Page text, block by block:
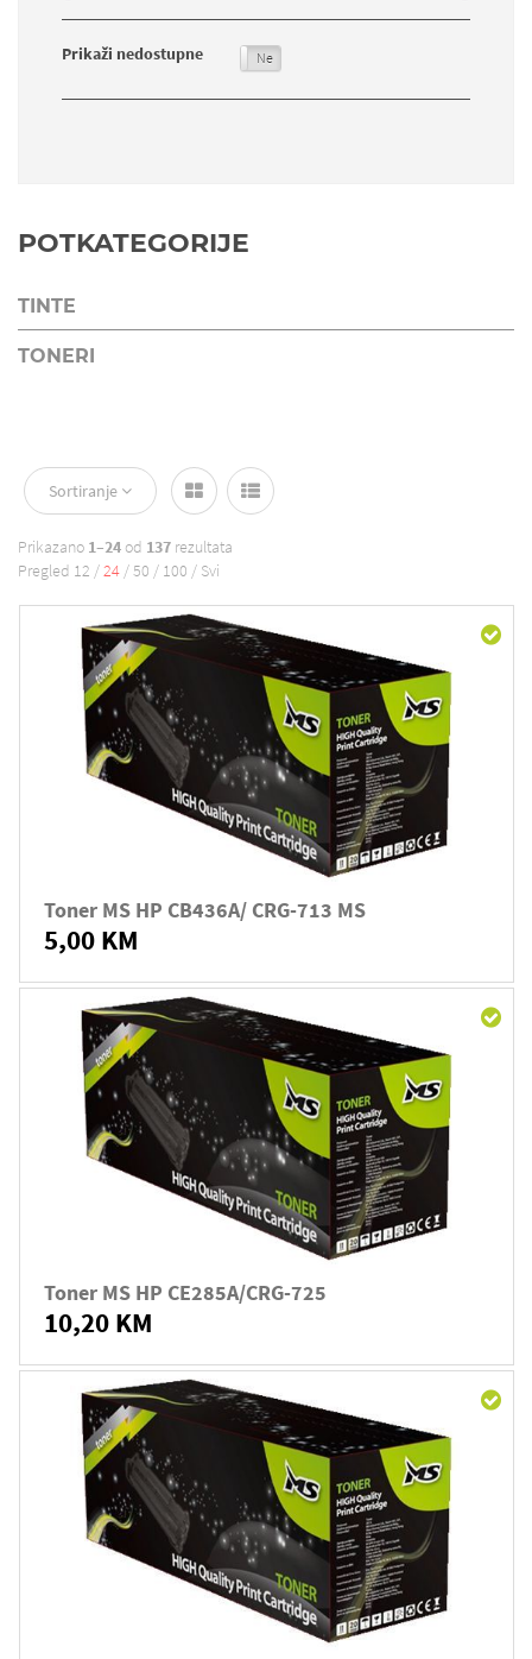
Prikaži nedostupne Ne
POTKATEGORIJE
TINTE
TONERI
Sortiranje
Prikazano 1–24 od 137 rezultata
Pregled 12 /24 /50 / 100 / Svi
Toner MS HP CB436A/ CRG-713 MS
5,00 KM
Toner MS HP CE285A/CRG-725
10,20 KM